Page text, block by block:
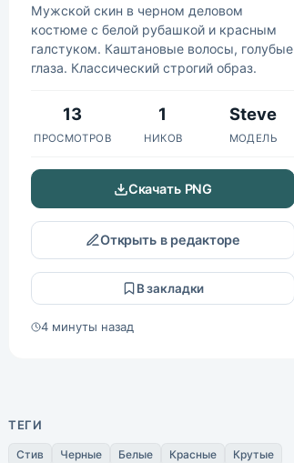
Мужской скин в черном деловом
костюме с белой рубашкой и красным
галстуком. Каштановые волосы, голубые
глаза. Классический строгий образ.
13
ПРОСМОТРОВ
1
НИКОВ
Steve
МОДЕЛЬ
Скачать PNG
Открыть в редакторе
В закладки
4 минуты назад
ТЕГИ
Стив Черные Белые Красные Крутые